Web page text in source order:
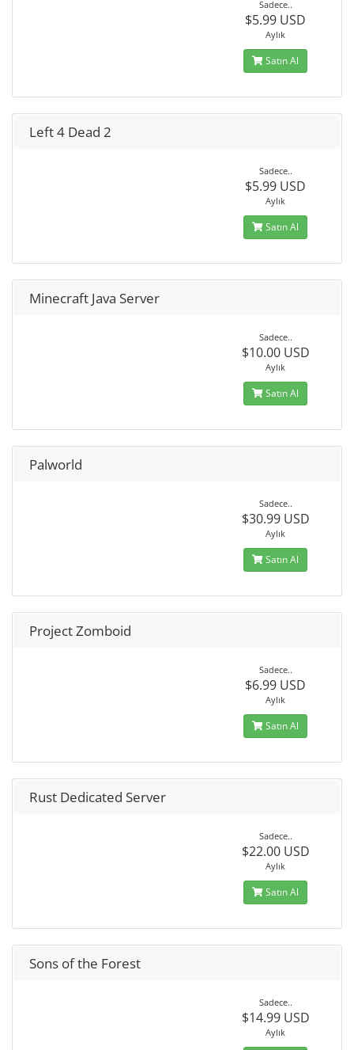
Sadece..
$5.99 USD
Aylık
Satın Al
Left 4 Dead 2
Sadece..
$5.99 USD
Aylık
Satın Al
Minecraft Java Server
Sadece..
$10.00 USD
Aylık
Satın Al
Palworld
Sadece..
$30.99 USD
Aylık
Satın Al
Project Zomboid
Sadece..
$6.99 USD
Aylık
Satın Al
Rust Dedicated Server
Sadece..
$22.00 USD
Aylık
Satın Al
Sons of the Forest
Sadece..
$14.99 USD
Aylık